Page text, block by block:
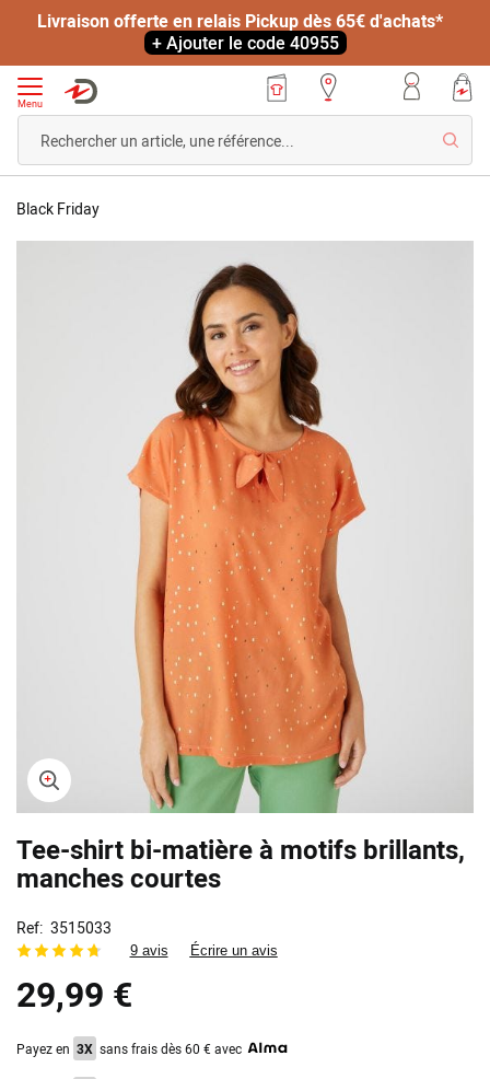
Livraison offerte en relais Pickup dès 65€ d'achats*
+ Ajouter le code 40955
Menu
Accueil
Black FridayTee-
to
the
beginning
the
images
Tee-shirt bi-matière à motifs brillants,
manches courtes
Ref 3515033
9 avis Écrire un avis
29,99 €
Payez en 3X sans frais dès 60 € avec